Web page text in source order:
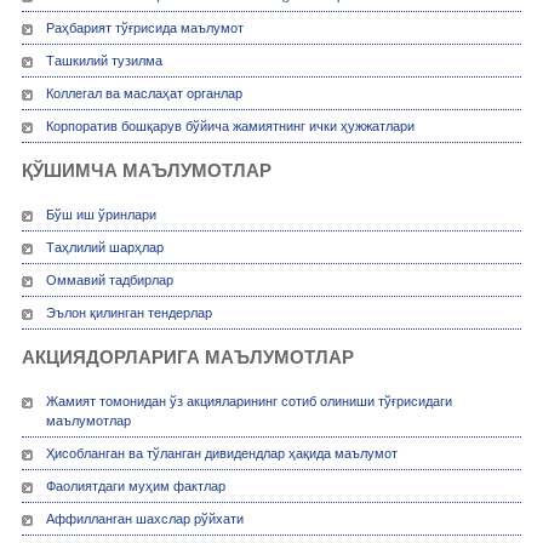
Раҳбарият тўғрисида маълумот
Ташкилий тузилма
Коллегал ва маслаҳат органлар
Корпоратив бошқарув бўйича жамиятнинг ички ҳужжатлари
ҚЎШИМЧА МАЪЛУМОТЛАР
Бўш иш ўринлари
Таҳлилий шарҳлар
Оммавий тадбирлар
Эълон қилинган тендерлар
АКЦИЯДОРЛАРИГА МАЪЛУМОТЛАР
Жамият томонидан ўз акцияларининг сотиб олиниши тўғрисидаги
маълумотлар
Ҳисобланган ва тўланган дивидендлар ҳақида маълумот
Фаолиятдаги муҳим фактлар
Аффилланган шахслар рўйхати